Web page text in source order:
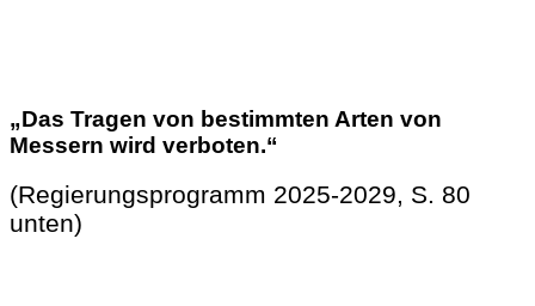
„Das Tragen von bestimmten Arten von
Messern wird verboten.“
(Regierungsprogramm 2025-2029, S. 80
unten)